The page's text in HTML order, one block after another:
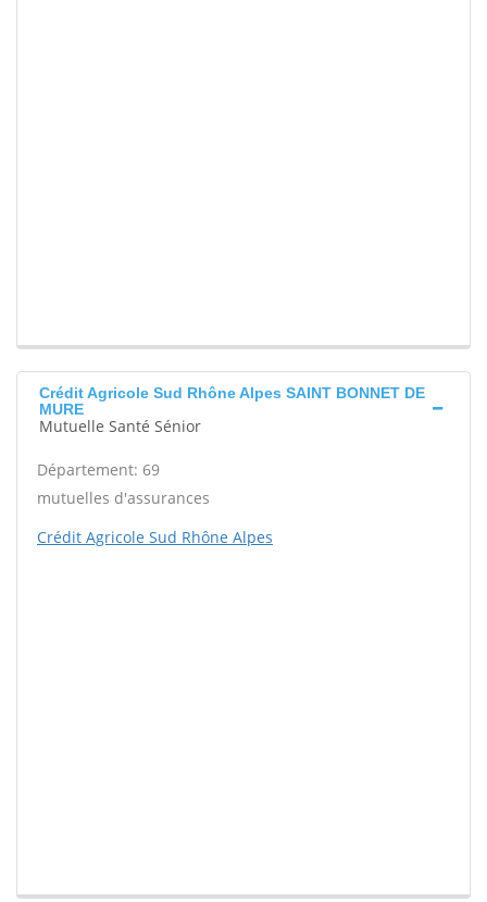
Crédit Agricole Sud Rhône Alpes SAINT BONNET DE
MURE
Mutuelle Santé Sénior
Département: 69
mutuelles d'assurances
Crédit Agricole Sud Rhône Alpes